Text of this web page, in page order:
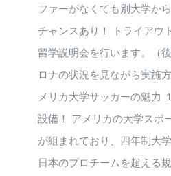
ファーがなくても別大学か
チャンスあり！ トライアウ
留学説明会を行います。（
ロナの状況を見ながら実施
メリカ大学サッカーの魅力
設備！ アメリカの大学スポ
が組まれており、四年制大
日本のプロチームを超える